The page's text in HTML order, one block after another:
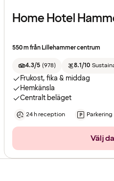
Home Hotel
550 m från Lillehammer centrum
4.3/5 (978) 8.1/10
Frukost, fika & middag
Hemkänsla
Centralt beläget
24 h reception Parkering
Välj